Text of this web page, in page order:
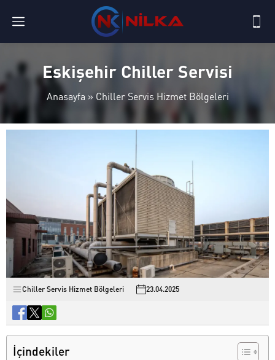
Eskişehir Chiller Servisi
Anasayfa »Chiller Servis Hizmet Bölgeleri
Chiller Servis Hizmet Bölgeleri 23.04.2025
İçindekiler